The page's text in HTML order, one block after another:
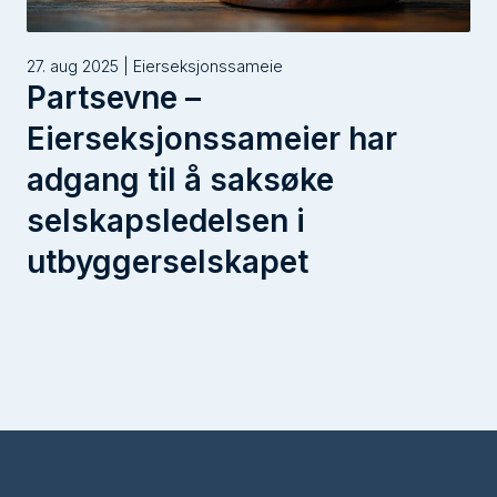
27. aug 2025 | Eierseksjonssameie
Partsevne –
Eierseksjonssameier har
adgang til å saksøke
selskapsledelsen i
utbyggerselskapet